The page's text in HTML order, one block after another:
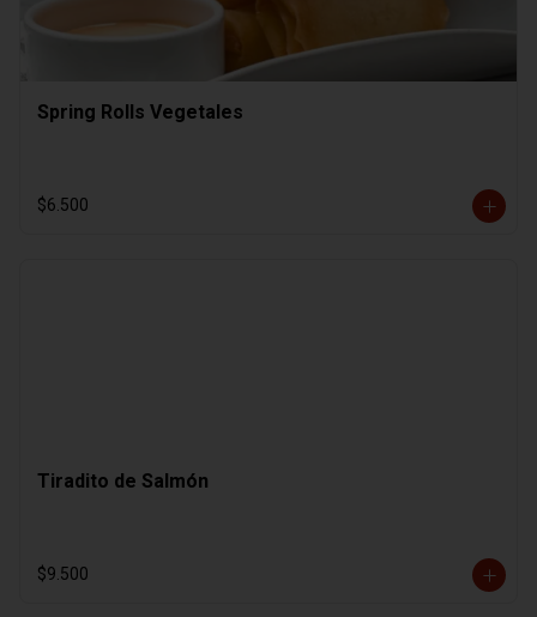
Spring Rolls Vegetales
$6.500
Tiradito de Salmón
$9.500